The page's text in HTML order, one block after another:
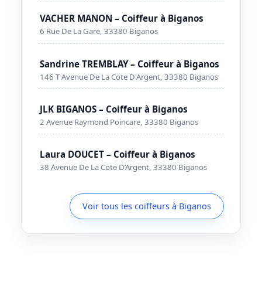
VACHER MANON – Coiffeur à Biganos
6 Rue De La Gare, 33380 Biganos
Sandrine TREMBLAY – Coiffeur à Biganos
146 T Avenue De La Cote D'Argent, 33380 Biganos
JLK BIGANOS – Coiffeur à Biganos
2 Avenue Raymond Poincare, 33380 Biganos
Laura DOUCET – Coiffeur à Biganos
38 Avenue De La Cote D’Argent, 33380 Biganos
Voir tous les coiffeurs à Biganos